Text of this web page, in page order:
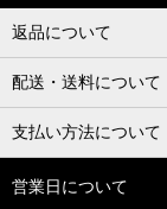
返品について
配送・送料について
支払い方法について
営業日について